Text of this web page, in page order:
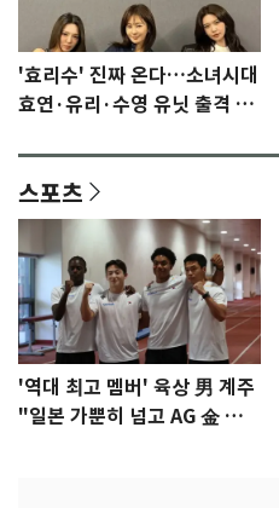
'효리수' 진짜 온다…소녀시대
효연·유리·수영 유닛 출격 [N
스포츠
'역대 최고 멤버' 육상 男 계주
"일본 가뿐히 넘고 AG 金 따겠